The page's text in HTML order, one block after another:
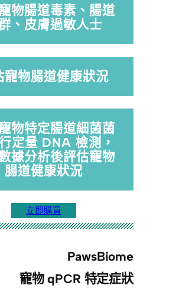
物腸道毒素、腸道
、皮膚過敏人士
寵物腸道健康狀況
物特定腸道細菌菌
定量 DNA 檢測，
據分析後評估寵物
腸道健康狀況
立即購買
PawsBiome
寵物 qPCR 特定症狀